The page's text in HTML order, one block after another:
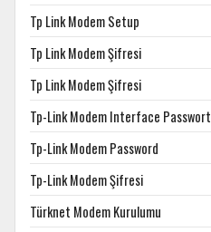
Tp Link Modem Setup
Tp Link Modem Şifresi
Tp Link Modem Şifresi
Tp-Link Modem Interface Passwort
Tp-Link Modem Password
Tp-Link Modem Şifresi
Türknet Modem Kurulumu